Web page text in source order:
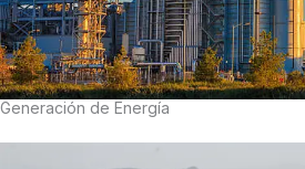
Generación de Energía